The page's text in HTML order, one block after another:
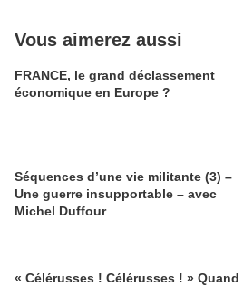
Vous aimerez aussi
FRANCE, le grand déclassement
économique en Europe ?
Séquences d’une vie militante (3) –
Une guerre insupportable – avec
Michel Duffour
« Célérusses ! Célérusses ! » Quand